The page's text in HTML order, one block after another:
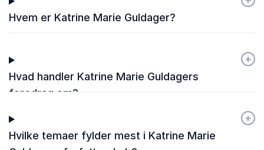
Hvem er Katrine Marie Guldager?
Hvad handler Katrine Marie Guldagers
foredrag om?
+
-
Hvilke temaer fylder mest i Katrine Marie
+
-